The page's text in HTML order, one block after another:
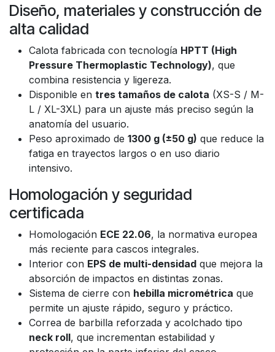
Diseño, materiales y construcción de
alta calidad
Calota fabricada con tecnología HPTT (High
Pressure Thermoplastic Technology), que
combina resistencia y ligereza.
Disponible en tres tamaños de calota (XS-S / M-
L / XL-3XL) para un ajuste más preciso según la
anatomía del usuario.
Peso aproximado de 1300 g (±50 g) que reduce la
fatiga en trayectos largos o en uso diario
intensivo.
Homologación y seguridad
certificada
Homologación ECE 22.06, la normativa europea
más reciente para cascos integrales.
Interior con EPS de multi-densidad que mejora la
absorción de impactos en distintas zonas.
Sistema de cierre con hebilla micrométrica que
permite un ajuste rápido, seguro y práctico.
Correa de barbilla reforzada y acolchado tipo
neck roll, que incrementan estabilidad y